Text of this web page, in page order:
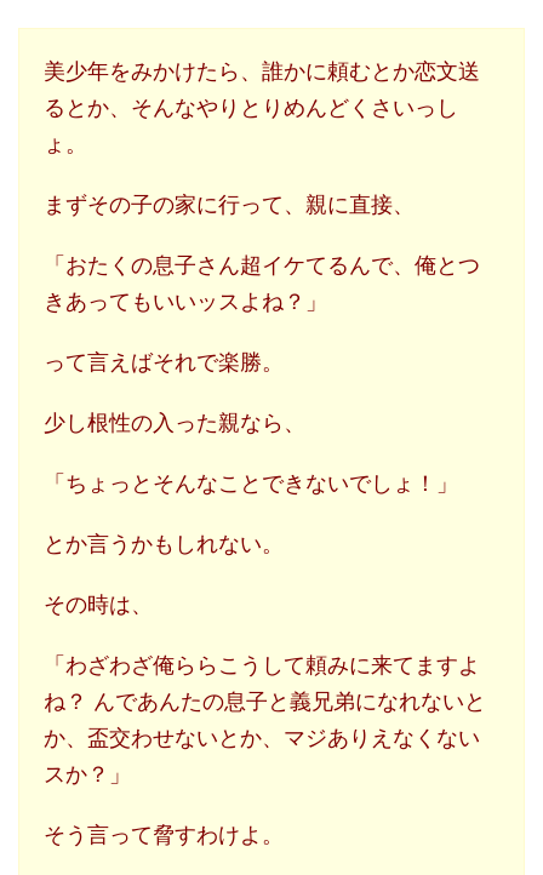
美少年をみかけたら、誰かに頼むとか恋文送
るとか、そんなやりとりめんどくさいっし
ょ。
まずその子の家に行って、親に直接、
「おたくの息子さん超イケてるんで、俺とつ
きあってもいいッスよね？」
って言えばそれで楽勝。
少し根性の入った親なら、
「ちょっとそんなことできないでしょ！」
とか言うかもしれない。
その時は、
「わざわざ俺ららこうして頼みに来てますよ
ね？ んであんたの息子と義兄弟になれないと
か、盃交わせないとか、マジありえなくない
スか？」
そう言って脅すわけよ。